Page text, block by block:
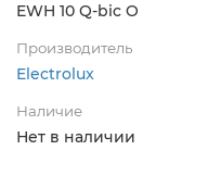
EWH 10 Q-bic O
Производитель
Electrolux
Наличие
Нет в наличии